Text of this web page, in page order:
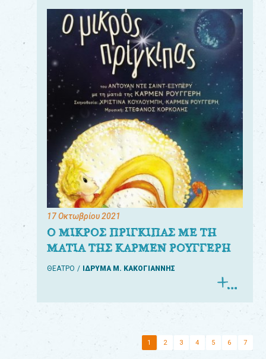
17 Οκτωβρίου 2021
Ο ΜΙΚΡΟΣ ΠΡΙΓΚΙΠΑΣ ΜΕ ΤΗ
ΜΑΤΙΑ ΤΗΣ ΚΑΡΜΕΝ ΡΟΥΓΓΕΡΗ
ΘΕΑΤΡΟ ΙΔΡΥΜΑ Μ. ΚΑΚΟΓΙΑΝΝΗΣ
1 2 3 4 5 6 7